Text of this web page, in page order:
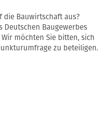
die Bauwirtschaft aus?
Baugewerbes
möchten Sie bitten, sich
zu beteiligen.